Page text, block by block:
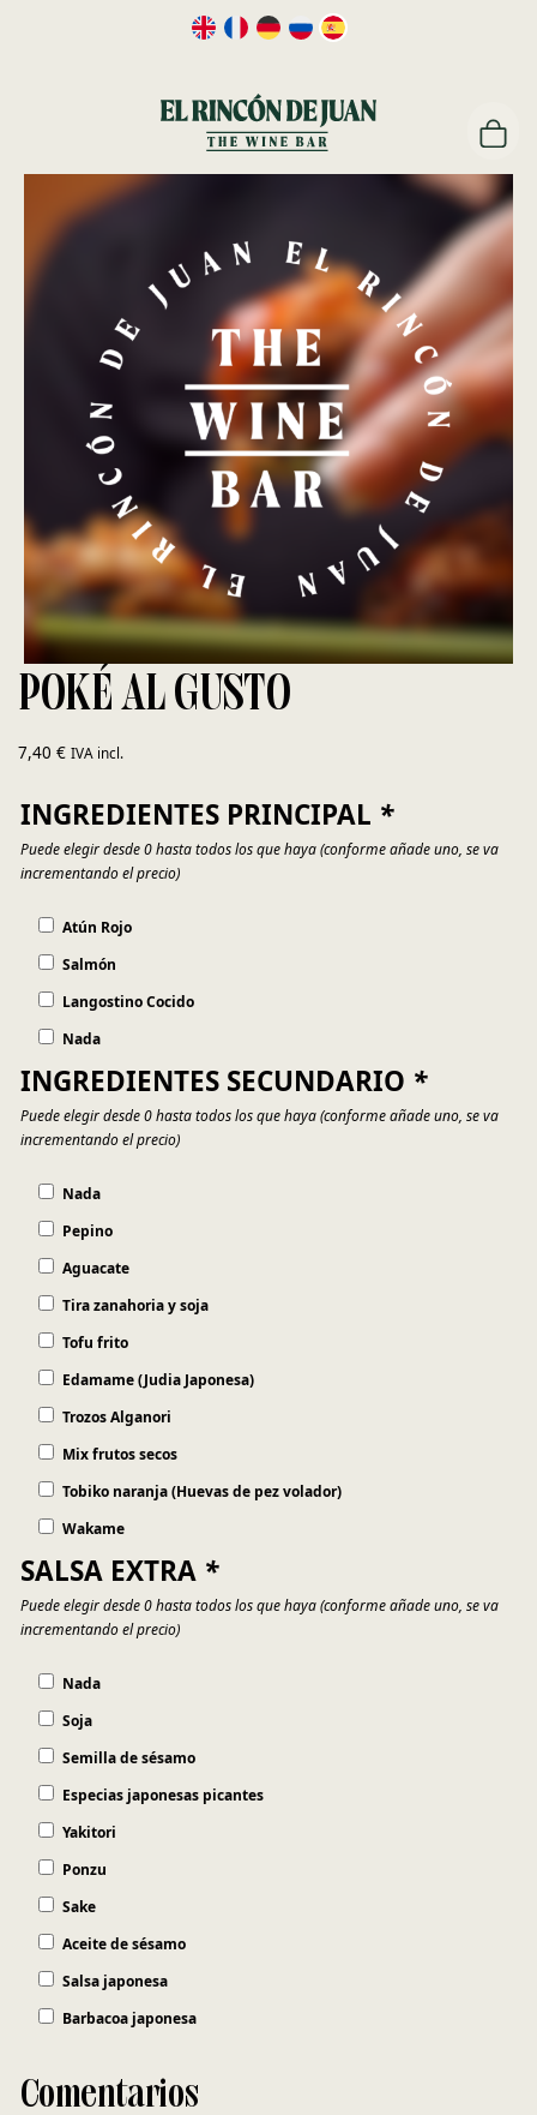
POKÉ AL GUSTO
7,40 € IVA incl.
INGREDIENTES PRINCIPAL *
Puede elegir desde 0 hasta todos los que haya (conforme añade uno, se va
incrementando el precio)
Atún Rojo
Salmón
Langostino Cocido
Nada
INGREDIENTES SECUNDARIO *
Puede elegir desde 0 hasta todos los que haya (conforme añade uno, se va
incrementando el precio)
Nada
Pepino
Aguacate
Tira zanahoria y soja
Tofu frito
Edamame (Judia Japonesa)
Trozos Alganori
Mix frutos secos
Tobiko naranja (Huevas de pez volador)
Wakame
SALSA EXTRA *
Puede elegir desde 0 hasta todos los que haya (conforme añade uno, se va
incrementando el precio)
Nada
Soja
Semilla de sésamo
Especias japonesas picantes
Yakitori
Ponzu
Sake
Aceite de sésamo
Salsa japonesa
Barbacoa japonesa
Comentarios